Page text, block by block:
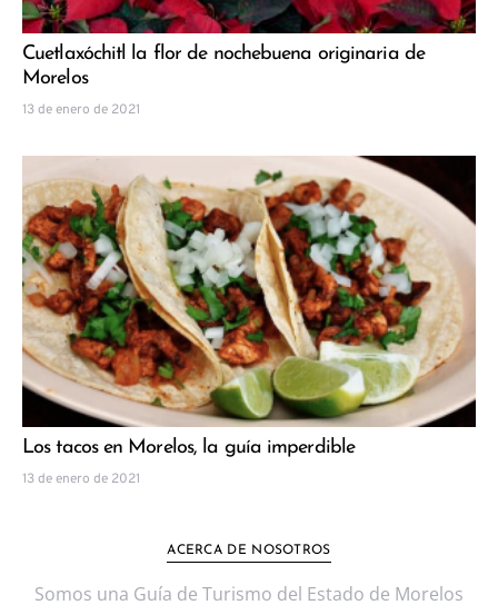
Cuetlaxóchitl la flor de nochebuena originaria de
Morelos
13 de enero de 2021
Los tacos en Morelos, la guía imperdible
13 de enero de 2021
ACERCA DE NOSOTROS
Somos una Guía de Turismo del Estado de Morelos